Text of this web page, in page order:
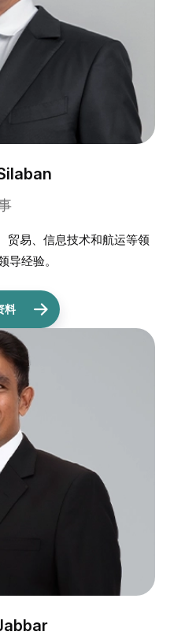
贸易、信息技术和航运等领
导经验。
料